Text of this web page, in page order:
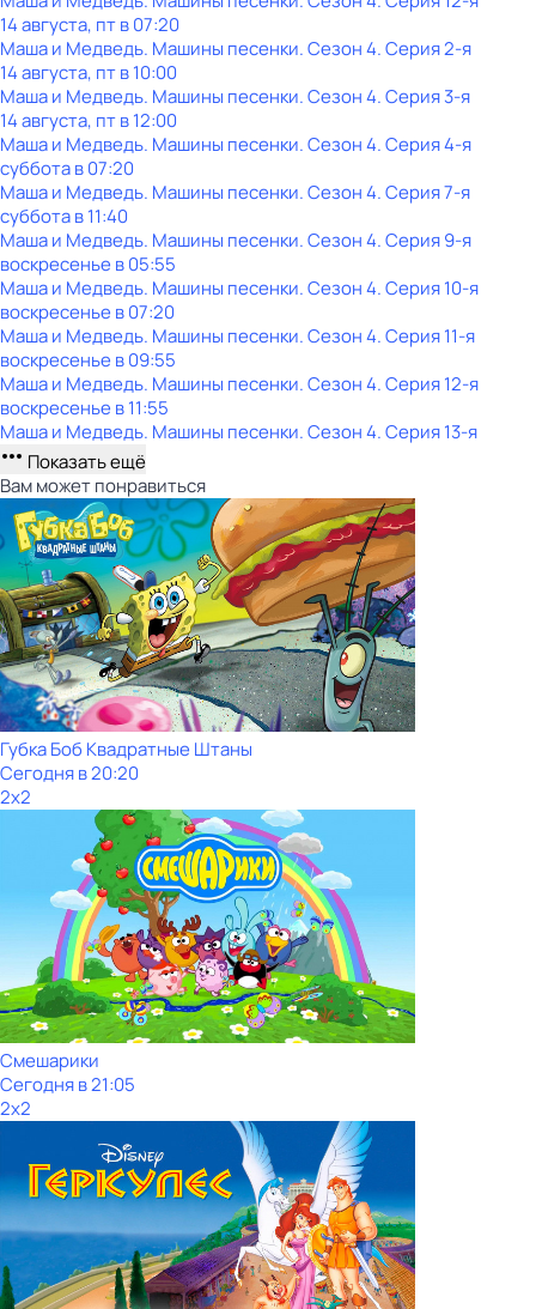
14 августа, пт в 07:20
Маша и Медведь. Машины песенки. Сезон 4. Серия 2-я
14 августа, пт в 10:00
Маша и Медведь. Машины песенки. Сезон 4. Серия 3-я
14 августа, пт в 12:00
Маша и Медведь. Машины песенки. Сезон 4. Серия 4-я
субботав07:20
Маша и Медведь. Машины песенки. Сезон 4. Серия 7-я
субботав11:40
Маша и Медведь. Машины песенки. Сезон 4. Серия 9-я
воскресенье в05:55
Маша и Медведь. Машины песенки. Сезон 4. Серия 10-я
воскресенье в07:20
Маша и Медведь. Машины песенки. Сезон 4. Серия 11-я
воскресенье в09:55
Маша и Медведь. Машины песенки. Сезон 4. Серия 12-я
воскресенье в11:55
Маша и Медведь. Машины песенки. Сезон 4. Серия 13-я
Показать ещё
Вам может понравиться
Губка Боб Квадратные Штаны
Сегодня в 20:20
2x2
Смешарики
Сегодня в 21:05
2x2